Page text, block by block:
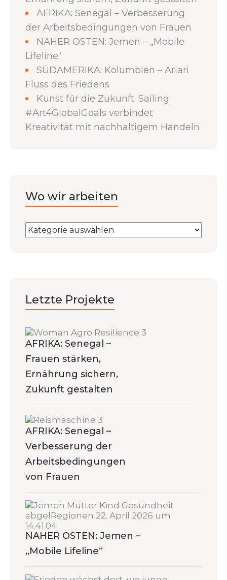
AFRIKA: Senegal – Verbesserung
der Arbeitsbedingungen von Frauen
NAHER OSTEN: Jemen – „Mobile
Lifeline“
SÜDAMERIKA: Kolumbien – Ariari
Fluss des Friedens
Kunst für die Zukunft: Sailing
#Art4GlobalGoals verbindet
Kreativität mit nachhaltigem Handeln
Wo wir arbeiten
Letzte Projekte
AFRIKA: Senegal –
Frauen stärken,
Ernährung sichern,
Zukunft gestalten
AFRIKA: Senegal –
Verbesserung der
Arbeitsbedingungen
von Frauen
NAHER OSTEN: Jemen –
„Mobile Lifeline“